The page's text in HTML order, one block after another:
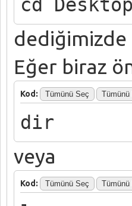
cd Desktop
Eğer biraz
Kod: Tümünü Seç Tümünü
dir
veya
Kod: Tümünü Seç Tümünü